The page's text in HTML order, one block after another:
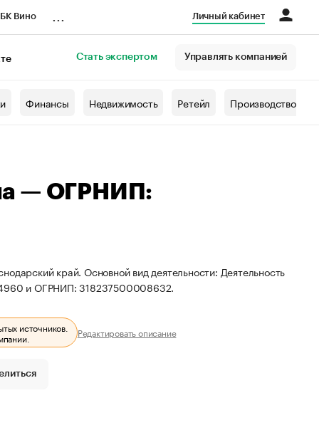
Вино Личный кабинет
Стать экспертом Управлять компанией
Финансы Недвижимость Ретейл Производство
— ОГРНИП:
край. Основной вид деятельности: Деятельность
и ОГРНИП: 318237500008632.
источников.
Редактировать описание